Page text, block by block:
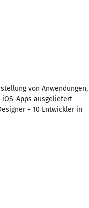
von Anwendungen,
Apps ausgeliefert
+ 10 Entwickler in